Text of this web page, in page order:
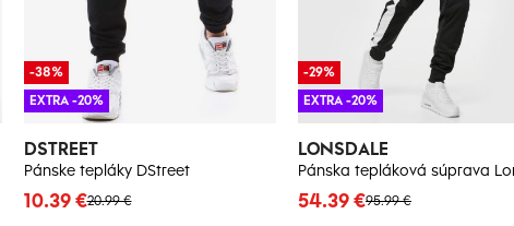
DSTREET
Pánske tepláky DStreet
20.99 €
10.39 €
-38%
EXTRA -20%
LONSDALE
95.99 €
54.39 €
-29%
EXTRA -20%